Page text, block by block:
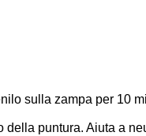
sulla zampa per 10
puntura. Aiuta a